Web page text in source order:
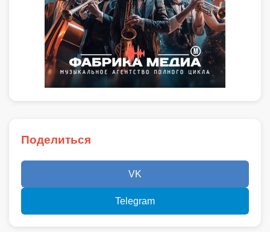
Поделиться
VK
Telegram